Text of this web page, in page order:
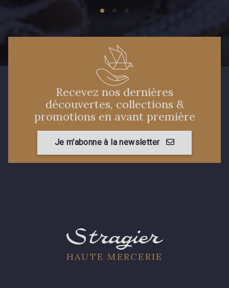
Recevez nos dernières
découvertes, collections &
promotions en avant première
Je m'abonne à la newsletter
HAUTE MERCERIE